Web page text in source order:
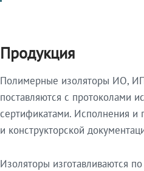
Продукция
Полимерные изоляторы ИО,
поставляются с протоколами
сертификатами. Исполнения и
и конструкторской
Изоляторы изготавливаются